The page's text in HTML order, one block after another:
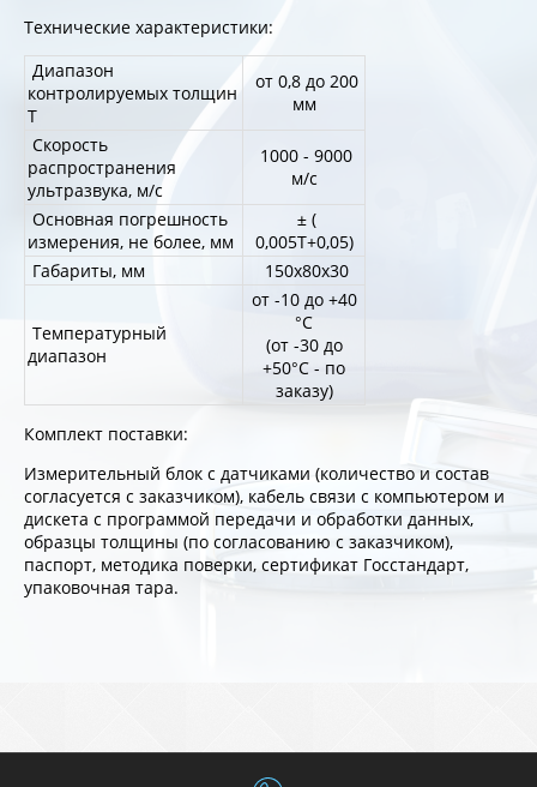
Технические характеристики:
Диапазон
контролируемых толщин
Т
от 0,8 до 200
мм
Скорость
распространения
ультразвука, м/с
1000 - 9000
м/с
Основная погрешность
измерения, не более, мм
± (
0,005Т+0,05)
Габариты, мм
150х80х30
Температурный
диапазон
от -10 до +40
°С
(от -30 до
+50°С - по
заказу)
Комплект поставки:
Измерительный блок с датчиками (количество и состав
согласуется с заказчиком), кабель связи с компьютером и
дискета с программой передачи и обработки данных,
образцы толщины (по согласованию с заказчиком),
паспорт, методика поверки, сертификат Госстандарт,
упаковочная тара.